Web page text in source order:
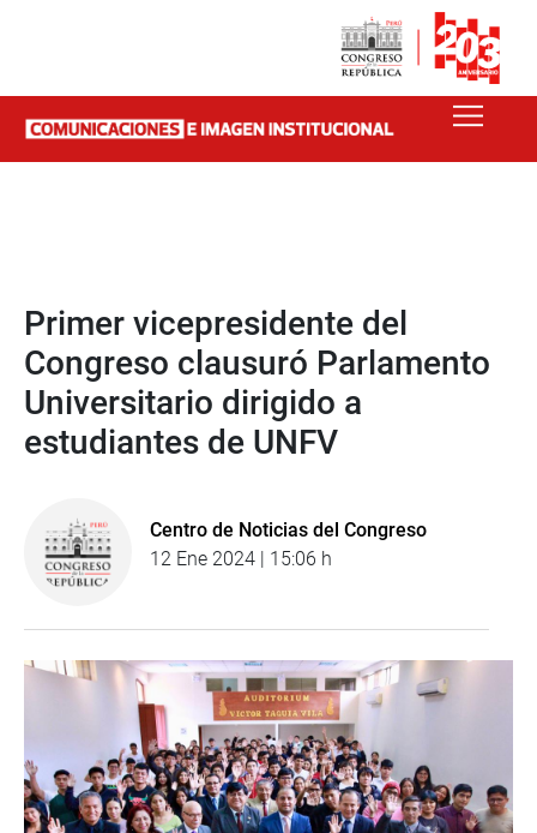
Primer vicepresidente del
Congreso clausuró Parlamento
Universitario dirigido a
estudiantes de UNFV
Centro de Noticias del Congreso
12 Ene 2024 | 15:06 h